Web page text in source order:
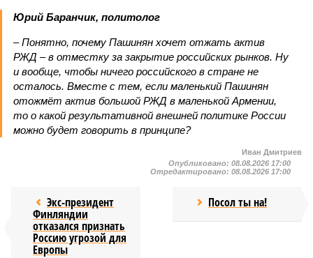
Юрий Баранчик, политолог
– Понятно, почему Пашинян хочет отжать актив
РЖД – в отместку за закрытие российских рынков. Ну
и вообще, чтобы ничего российского в стране не
осталось. Вместе с тем, если маленький Пашинян
отожмёт актив большой РЖД в маленькой Армении,
то о какой результативной внешней политике России
можно будет говорить в принципе?
Иван Дмитриев
Опубликовано: 08.08.2026 17:00
Отредактировано: 08.08.2026 17:00
Экс-президент
Финляндии
отказался признать
Россию угрозой для
Европы
Посол ты на!